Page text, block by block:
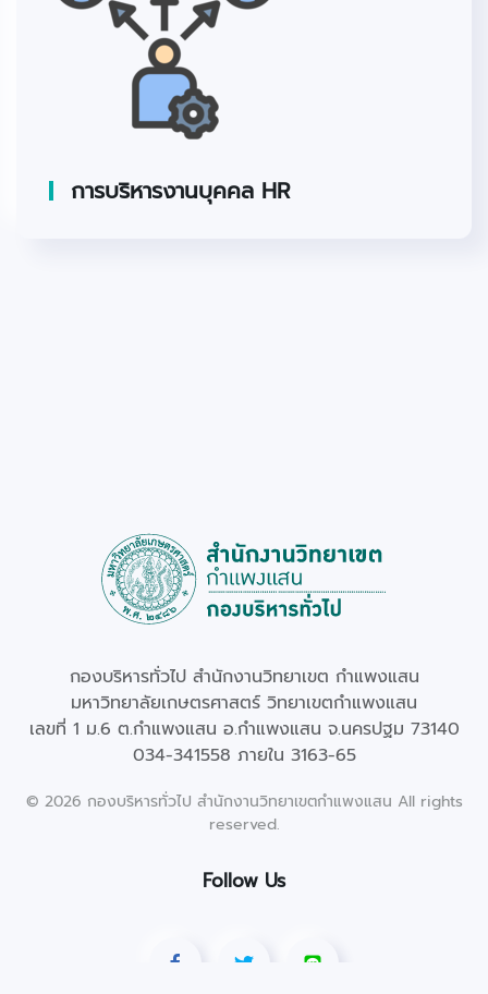
การบริหารงานบุคคล HR
กองบริหารทั่วไป สำนักงานวิทยาเขต กำแพงแสน
มหาวิทยาลัยเกษตรศาสตร์ วิทยาเขตกำแพงแสน
เลขที่ 1 ม.6 ต.กำแพงแสน อ.กำแพงแสน จ.นครปฐม 73140
034-341558 ภายใน 3163-65
© 2026 กองบริหารทั่วไป สำนักงานวิทยาเขตกำแพงแสน All rights
reserved.
Follow Us